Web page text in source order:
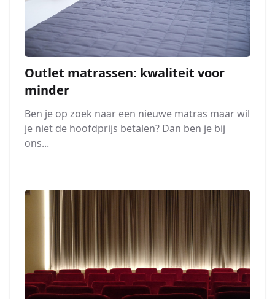
Outlet matrassen: kwaliteit voor
minder
Ben je op zoek naar een nieuwe matras maar wil
je niet de hoofdprijs betalen? Dan ben je bij
ons...